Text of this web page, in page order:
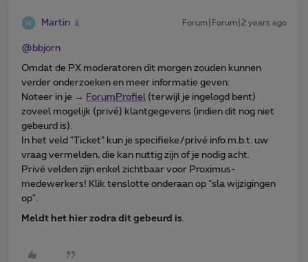
Martin Forum|Forum|2 years ago
@bbjorn
Omdat de PX moderatoren dit morgen zouden kunnen
verder onderzoeken en meer informatie geven:
Noteer in je → ForumProfiel (terwijl je ingelogd bent)
zoveel mogelijk (privé) klantgegevens (indien dit nog niet
gebeurd is).
In het veld "Ticket" kun je specifieke/privé info m.b.t. uw
vraag vermelden, die kan nuttig zijn of je nodig acht.
Privé velden zijn enkel zichtbaar voor Proximus-
medewerkers! Klik tenslotte onderaan op "sla wijzigingen
op".
Meldt het hier zodra dit gebeurd is